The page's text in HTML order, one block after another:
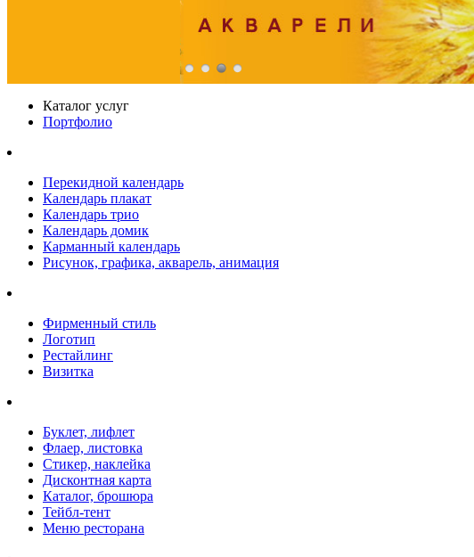
Каталог услуг
Портфолио
Перекидной календарь
Календарь плакат
Календарь трио
Календарь домик
Карманный календарь
Рисунок, графика, акварель, анимация
Фирменный стиль
Логотип
Рестайлинг
Визитка
Буклет, лифлет
Флаер, листовка
Стикер, наклейка
Дисконтная карта
Каталог, брошюра
Тейбл-тент
Меню ресторана